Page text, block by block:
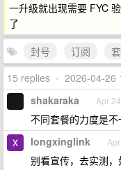
一升级就出现需要 FYC
了
封号
订阅
15 replies • 2026-04-26
shakaraka Apr 24
不同套餐的力度是
longxinglink
别看宣传，去实测